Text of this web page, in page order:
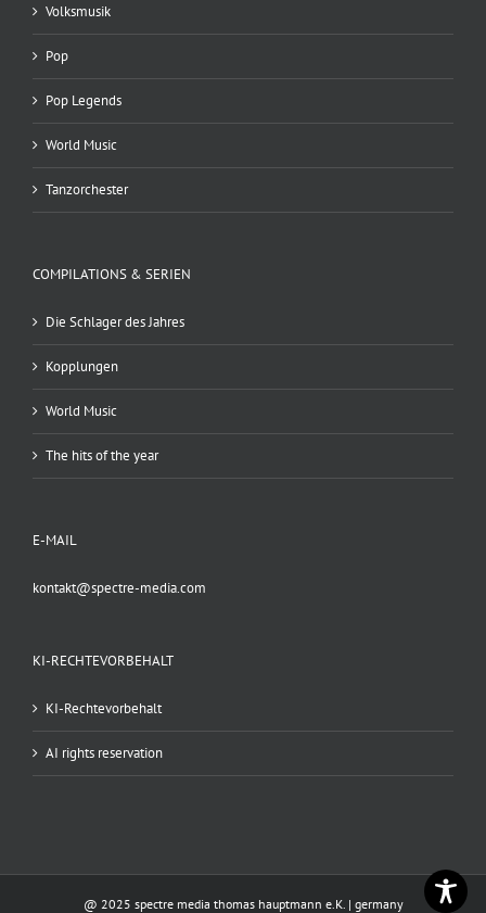
Volksmusik
Pop
Pop Legends
World Music
Tanzorchester
COMPILATIONS & SERIEN
Die Schlager des Jahres
Kopplungen
World Music
The hits of the year
E-MAIL
kontakt@spectre-media.com
KI-RECHTEVORBEHALT
KI-Rechtevorbehalt
AI rights reservation
@ 2025 spectre media thomas hauptmann e.K. | germany